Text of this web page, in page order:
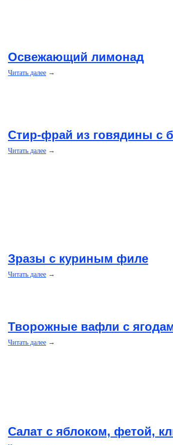
​Освежающий лимонад
Читать далее →
​Стир-фрай из говядины с
Читать далее →
​Зразы с куриным филе
Читать далее →
​Творожные вафли с
Читать далее →
​Салат с яблоком, фетой,